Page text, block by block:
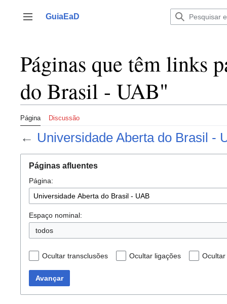
para
Alternar barra lateral
GuiaEaD
Páginas que têm links
do Brasil - UAB"
Página Discussão
← Universidade Aberta do Brasil -
Páginas afluentes
Página:
Espaço nominal:
todos
Ocultar transclusões Ocultar ligações
Avançar